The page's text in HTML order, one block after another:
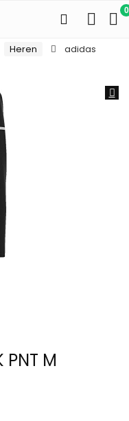
0
Heren
adidas
M